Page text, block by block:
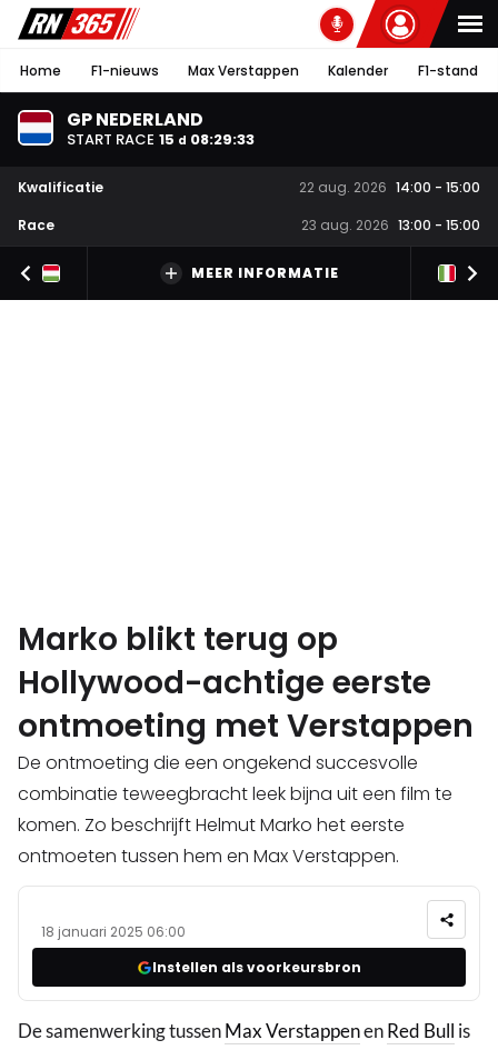
Home F1-nieuws Max Verstappen Kalender F1-stand
GP NEDERLAND
START RACE 15 d 08:29:33
Kwalificatie 22 aug. 2026 14:00 - 15:00
Race
23 aug. 2026 13:00 - 15:00
MEER INFORMATIE
Marko blikt terug op
Hollywood-achtige eerste
ontmoeting met Verstappen
De ontmoeting die een ongekend succesvolle
combinatie teweegbracht leek bijna uit een film te
komen. Zo beschrijft Helmut Marko het eerste
ontmoeten tussen hem en Max Verstappen.
18 januari 2025 06:00
Instellen als voorkeursbron
De samenwerking tussenMax VerstappenenRed Bull is